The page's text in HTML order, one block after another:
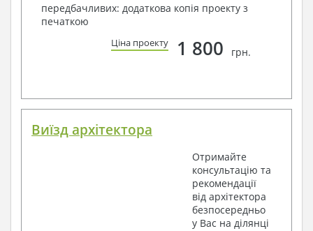
передбачливих: додаткова копія проекту з
печаткою
Ціна проекту 1 800 грн.
Виїзд архітектора
Отримайте
консультацію та
рекомендації
від архітектора
безпосередньо
у Вас на ділянці